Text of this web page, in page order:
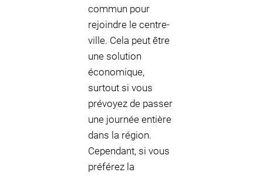
commun pour
rejoindre le centre-
ville. Cela peut être
une solution
économique,
surtout si vous
prévoyez de passer
une journée entière
dans la région.
Cependant, si vous
préférez la